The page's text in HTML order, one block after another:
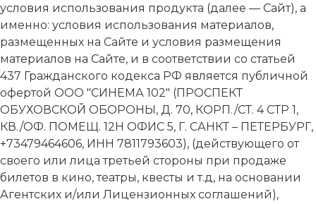
условия использования продукта (далее — Сайт), а
именно: условия использования материалов,
размещенных на Сайте и условия размещения
материалов на Сайте, и в соответствии со статьей
437 Гражданского кодекса РФ является публичной
офертой ООО "СИНЕМА 102" (ПРОСПЕКТ
ОБУХОВСКОЙ ОБОРОНЫ, Д. 70, КОРП./СТ. 4 СТР 1,
КВ./ОФ. ПОМЕЩ. 12Н ОФИС 5, Г. САНКТ – ПЕТЕРБУРГ,
+73479464606, ИНН 7811793603), (действующего от
своего или лица третьей стороны при продаже
билетов в кино, театры, квесты и т.д, на основании
Агентских и/или Лицензионных соглашений),